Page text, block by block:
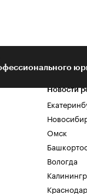
Новости
Омск
Вологда